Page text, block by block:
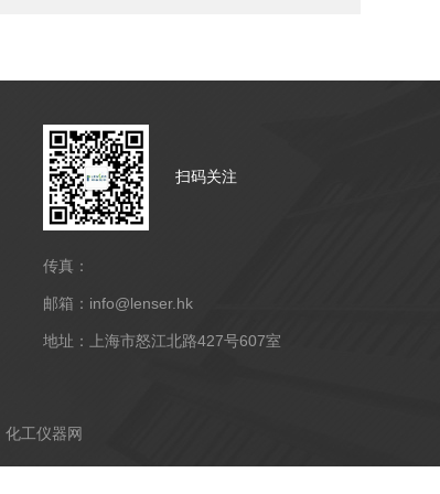
扫码关注
传真：
邮箱：info@lenser.hk
地址：上海市怒江北路427号607室
化工仪器网